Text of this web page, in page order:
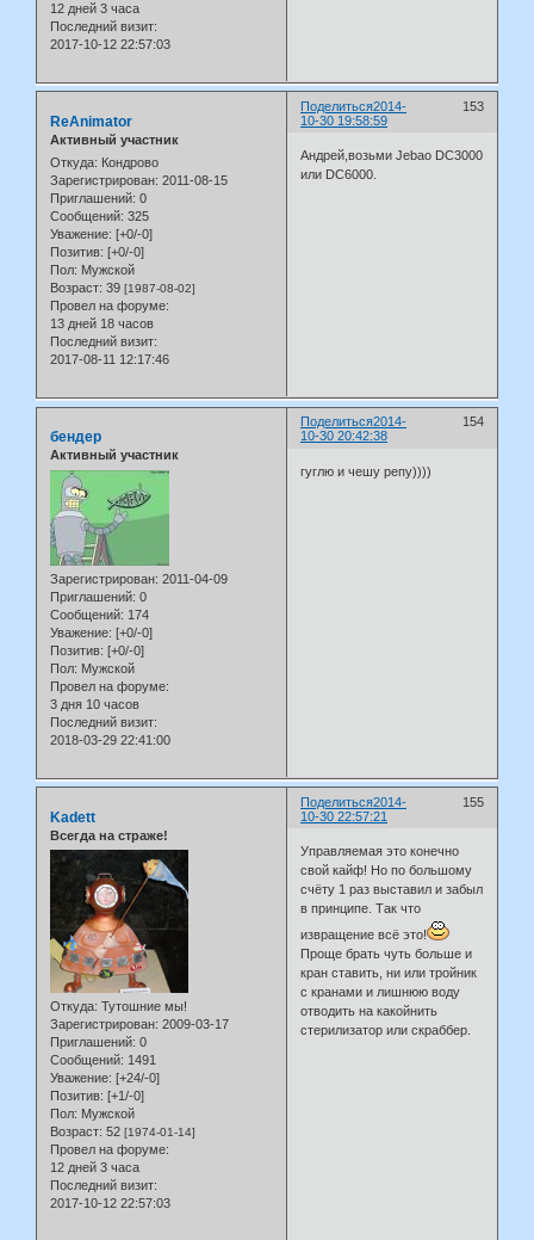
12 дней 3 часа
Последний визит:
2017-10-12 22:57:03
Поделиться 153
2014-
10-30 19:58:59
ReAnimator
Активный участник
Откуда: Кондрово
Зарегистрирован: 2011-08-15
Приглашений: 0
Сообщений: 325
Уважение: [+0/-0]
Позитив: [+0/-0]
Пол: Мужской
Возраст: 39 [1987-08-02]
Провел на форуме:
13 дней 18 часов
Последний визит:
2017-08-11 12:17:46
Андрей,возьми Jebao DC3000
или DC6000.
Поделиться 154
2014-
10-30 20:42:38
бендер
Активный участник
Зарегистрирован: 2011-04-09
Приглашений: 0
Сообщений: 174
Уважение: [+0/-0]
Позитив: [+0/-0]
Пол: Мужской
Провел на форуме:
3 дня 10 часов
Последний визит:
2018-03-29 22:41:00
гуглю и чешу репу))))
Поделиться 155
2014-
10-30 22:57:21
Kadett
Всегда на страже!
Откуда: Тутошние мы!
Зарегистрирован: 2009-03-17
Приглашений: 0
Сообщений: 1491
Уважение: [+24/-0]
Позитив: [+1/-0]
Пол: Мужской
Возраст: 52 [1974-01-14]
Провел на форуме:
12 дней 3 часа
Последний визит:
2017-10-12 22:57:03
Управляемая это конечно
свой кайф! Но по большому
счёту 1 раз выставил и забыл
в принципе. Так что
извращение всё это!
Проще брать чуть больше и
кран ставить, ни или тройник
с кранами и лишнюю воду
отводить на какойнить
стерилизатор или скраббер.